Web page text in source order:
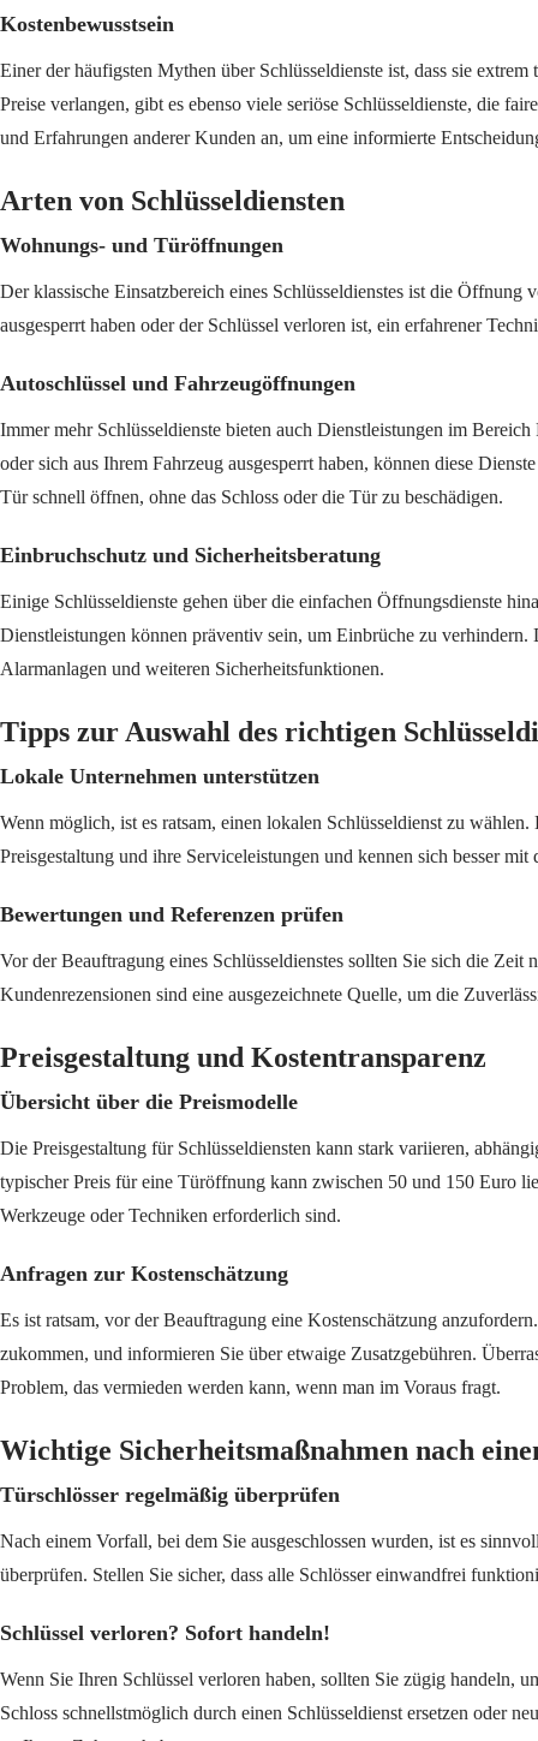
Kostenbewusstsein
Einer der häufigsten Mythen über Schlüsseldienste ist, dass sie
Preise verlangen, gibt es ebenso viele seriöse Schlüsseldienste, die
und Erfahrungen anderer Kunden an, um eine informierte
Arten von Schlüsseldiensten
Wohnungs- und Türöffnungen
Der klassische Einsatzbereich eines Schlüsseldienstes ist die
ausgesperrt haben oder der Schlüssel verloren ist, ein erfahrener
Autoschlüssel und Fahrzeugöffnungen
Immer mehr Schlüsseldienste bieten auch Dienstleistungen im
oder sich aus Ihrem Fahrzeug ausgesperrt haben, können diese
Tür schnell öffnen, ohne das Schloss oder die Tür zu beschädigen.
Einbruchschutz und Sicherheitsberatung
Einige Schlüsseldienste gehen über die einfachen Öffnungsdienste
Dienstleistungen können präventiv sein, um Einbrüche zu
Alarmanlagen und weiteren Sicherheitsfunktionen.
Tipps zur Auswahl des richtigen
Lokale Unternehmen unterstützen
Wenn möglich, ist es ratsam, einen lokalen Schlüsseldienst zu
Preisgestaltung und ihre Serviceleistungen und kennen sich besser
Bewertungen und Referenzen prüfen
Vor der Beauftragung eines Schlüsseldienstes sollten Sie sich die
Kundenrezensionen sind eine ausgezeichnete Quelle, um die
Preisgestaltung und Kostentransparenz
Übersicht über die Preismodelle
Die Preisgestaltung für Schlüsseldiensten kann stark variieren,
typischer Preis für eine Türöffnung kann zwischen 50 und 150 Euro
Werkzeuge oder Techniken erforderlich sind.
Anfragen zur Kostenschätzung
Es ist ratsam, vor der Beauftragung eine Kostenschätzung
zukommen, und informieren Sie über etwaige Zusatzgebühren.
Problem, das vermieden werden kann, wenn man im Voraus fragt.
Wichtige Sicherheitsmaßnahmen nach
Türschlösser regelmäßig überprüfen
Nach einem Vorfall, bei dem Sie ausgeschlossen wurden, ist es
überprüfen. Stellen Sie sicher, dass alle Schlösser einwandfrei
Schlüssel verloren? Sofort handeln!
Wenn Sie Ihren Schlüssel verloren haben, sollten Sie zügig handeln,
Schloss schnellstmöglich durch einen Schlüsseldienst ersetzen oder